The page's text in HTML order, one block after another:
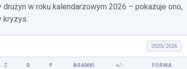
w roku kalendarzowym 2026 – pokazuje ono,
kryzys.
2025/2026
Z R P BRAMKI +/- FORMA